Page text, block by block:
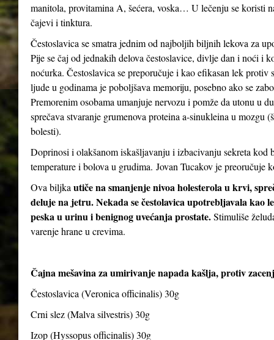
manitola, provitamina A, šećera, voska… U lečenju se koristi
čajevi i tinktura.
Čestoslavica se smatra jednim od najboljih biljnih lekova za
Pije se čaj od jednakih delova čestoslavice, divlje dan i noći i
noćurka. Čestoslavica se preporučuje i kao efikasan lek
ljude u godinama je poboljšava memoriju, posebno ako se
Premorenim osobama umanjuje nervozu i pomže da utonu u
sprečava stvaranje grumenova proteina a-sinukleina u mozgu
bolesti).
Doprinosi i olakšanom iskašljavanju i izbacivanju sekreta kod
temperature i bolova u grudima. Jovan Tucakov je preoručuje
Ova biljka utiče na smanjenje nivoa holesterola u krvi,
deluje na jetru. Nekada se čestolavica upotrebljavala kao
peska u urinu i benignog uvećanja prostate.Stimuliše
varenje hrane u crevima.
Čajna mešavina za umirivanje napada kašlja, protiv
Čestoslavica (Veronica officinalis) 30g
Crni slez (Malva silvestris) 30g
Izop (Hyssopus officinalis) 30g